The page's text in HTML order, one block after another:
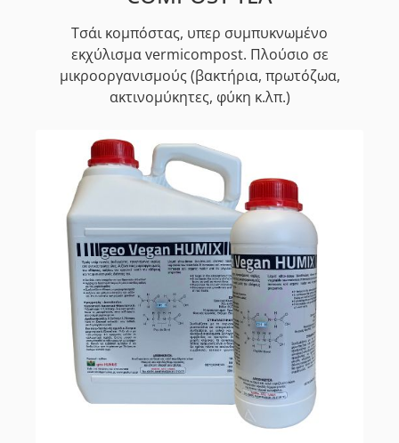
Τσάι κομπόστας, υπερ συμπυκνωμένο
εκχύλισμα vermicompost. Πλούσιο σε
μικροοργανισμούς (βακτήρια, πρωτόζωα,
ακτινομύκητες, φύκη κ.λπ.)